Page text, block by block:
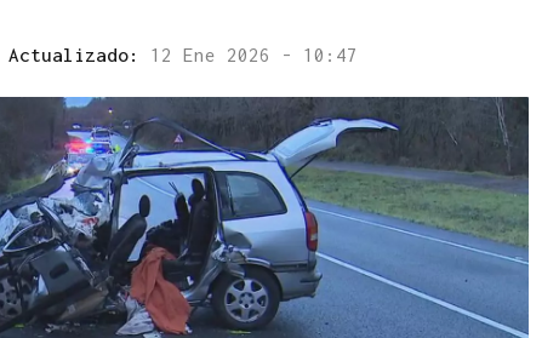
Actualizado: 12 Ene 2026 - 10:47